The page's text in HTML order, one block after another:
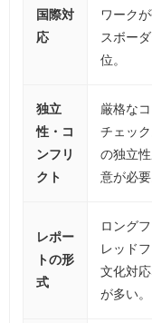
国際対
応
ワーク
スボー
位。
独立
性・コ
ンフリ
クト
厳格な
チェッ
の独立
意が必要
レポー
トの形
式
ロングフ
レッド
文化対
が多い。